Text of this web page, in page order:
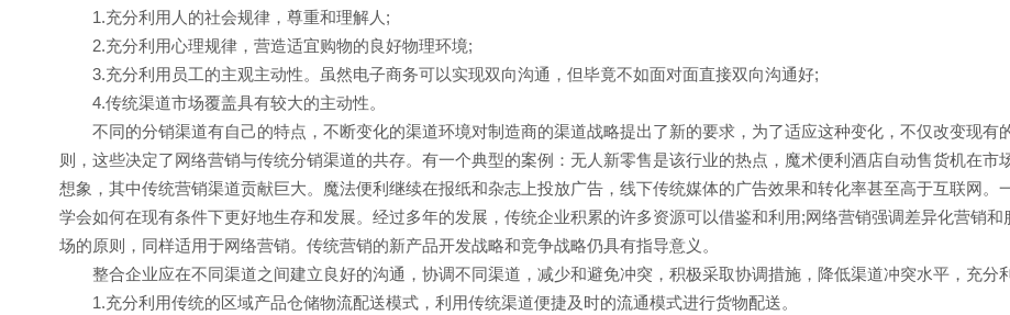
1.充分利用人的社会规律，尊重和理解人;
2.充分利用心理规律，营造适宜购物的良好物理环境;
3.充分利用员工的主观主动性。虽然电子商务可以实现双向沟通，但毕竟不如面对面直接双向沟通好;
4.传统渠道市场覆盖具有较大的主动性。
不同的分销渠道有自己的特点，不断变化的渠道环境对制造商的渠道战略提出了新的要求，为了适应这种变化，不仅改变现有
则，这些决定了网络营销与传统分销渠道的共存。有一个典型的案例：无人新零售是该行业的热点，魔术便利酒店自动售货机在
想象，其中传统营销渠道贡献巨大。魔法便利继续在报纸和杂志上投放广告，线下传统媒体的广告效果和转化率甚至高于互联网
学会如何在现有条件下更好地生存和发展。经过多年的发展，传统企业积累的许多资源可以借鉴和利用;网络营销强调差异化营销
场的原则，同样适用于网络营销。传统营销的新产品开发战略和竞争战略仍具有指导意义。
整合企业应在不同渠道之间建立良好的沟通，协调不同渠道，减少和避免冲突，积极采取协调措施，降低渠道冲突水平，充分
1.充分利用传统的区域产品仓储物流配送模式，利用传统渠道便捷及时的流通模式进行货物配送。